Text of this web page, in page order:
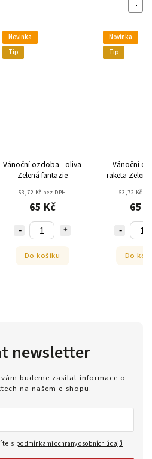
Novinka
Tip
Vánoční ozdoba - oliva
Zelená fantazie
53,72 Kč bez DPH
65 Kč
Do košíku
Novinka
Tip
Vánoční
raketa
53,72 Kč
65
Do
Next
newsletter
budeme zasílat informace o
na našem e-shopu.
s podmínkami ochrany osobních údajů